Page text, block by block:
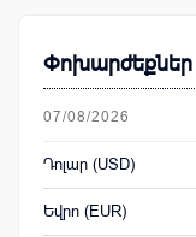
07/08/2026
Դոլար (USD)
Եվրո (EUR)